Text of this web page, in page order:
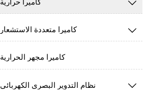
كاميرا حرارية 
كاميرا متعددة الاستشعار 
كاميرا مجهر الحرارية
نظام التدوير البصري الكهربائي 